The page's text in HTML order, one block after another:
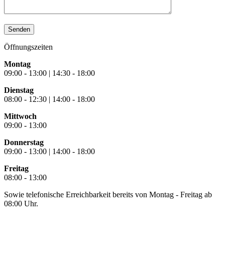
Öffnungszeiten
Montag
09:00 - 13:00 | 14:30 - 18:00
Dienstag
08:00 - 12:30 | 14:00 - 18:00
Mittwoch
09:00 - 13:00
Donnerstag
09:00 - 13:00 | 14:00 - 18:00
Freitag
08:00 - 13:00
Sowie telefonische Erreichbarkeit bereits von Montag - Freitag ab
08:00 Uhr.